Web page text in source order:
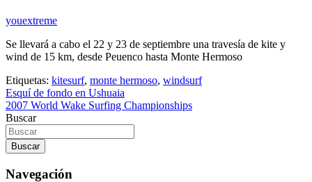
youextreme
Se llevará a cabo el 22 y 23 de septiembre una travesía de kite y
wind de 15 km, desde Peuenco hasta Monte Hermoso
Etiquetas: kitesurf, monte hermoso, windsurf
Navegación
de
entradas
Esquí de fondo en Ushuaia
2007 World Wake Surfing Championships
Buscar
Buscar
Navegación